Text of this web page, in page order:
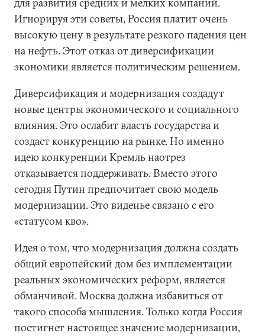
Игнорируя эти советы, Россия платит очень
высокую цену в результате резкого падения цен
на нефть. Этот отказ от диверсификации
экономики является политическим решением.
Диверсификация и модернизация создадут
новые центры экономического и социального
влияния. Это ослабит власть государства и
создаст конкуренцию на рынке. Но именно
идею конкуренции Кремль наотрез
отказывается поддерживать. Вместо этого
сегодня Путин предпочитает свою модель
модернизации. Это виденье связано с его
«статусом кво».
Идея о том, что модернизация должна создать
общий европейский дом без имплементации
реальных экономических реформ, является
обманчивой. Москва должна избавиться от
такого способа мышления. Только когда Россия
постигнет настоящее значение модернизации,